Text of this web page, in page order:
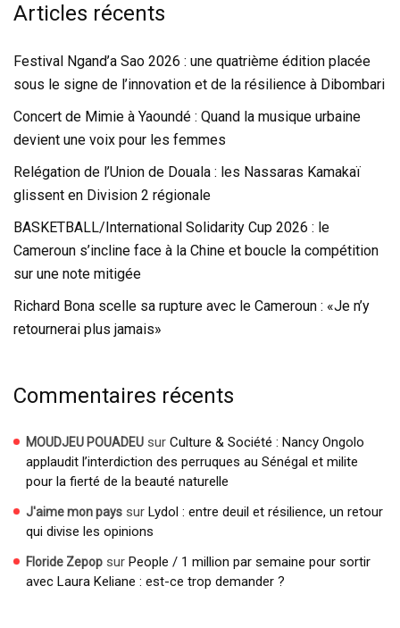
Articles récents
Festival Ngand’a Sao 2026 : une quatrième édition placée
sous le signe de l’innovation et de la résilience à Dibombari
Concert de Mimie à Yaoundé : Quand la musique urbaine
devient une voix pour les femmes
Relégation de l’Union de Douala : les Nassaras Kamakaï
glissent en Division 2 régionale
BASKETBALL/International Solidarity Cup 2026 : le
Cameroun s’incline face à la Chine et boucle la compétition
sur une note mitigée
Richard Bona scelle sa rupture avec le Cameroun : «Je n’y
retournerai plus jamais»
Commentaires récents
MOUDJEU POUADEU sur Culture & Société : Nancy Ongolo
applaudit l’interdiction des perruques au Sénégal et milite
pour la fierté de la beauté naturelle
J'aime mon pays sur Lydol : entre deuil et résilience, un retour
qui divise les opinions
Floride Zepop sur People / 1 million par semaine pour sortir
avec Laura Keliane : est-ce trop demander ?